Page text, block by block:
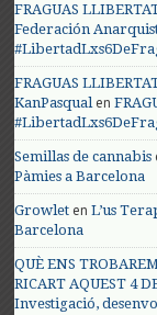
FRAGUAS
Federación
FRAGUAS
KanPasqualen
Semillas de cannabis
Pàmies a Barcelona
Growlet enL’us
Barcelona
QUÈ ENS
RICART AQUEST 4
Investigació,